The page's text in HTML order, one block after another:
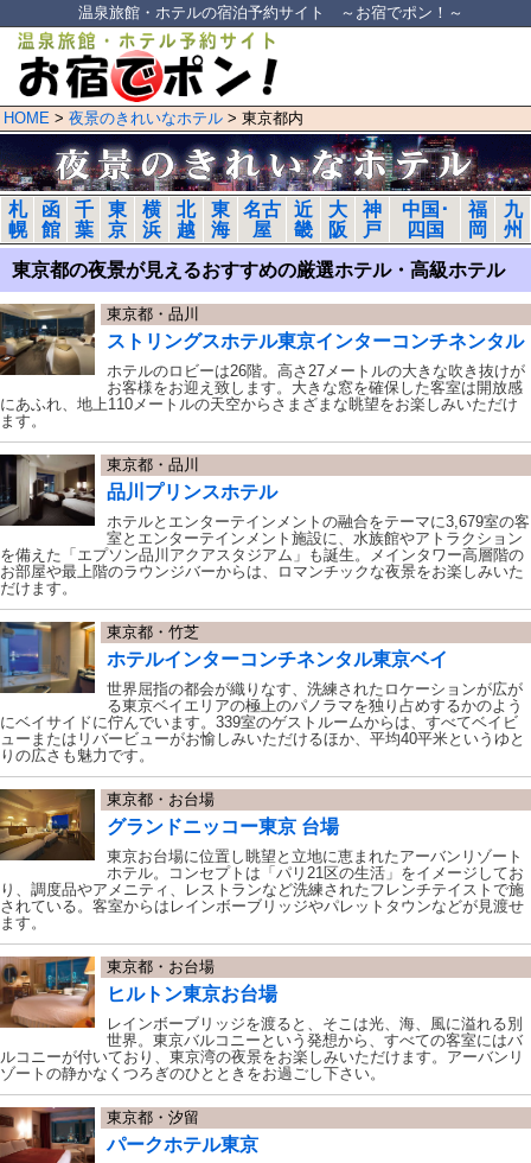
温泉旅館・ホテルの宿泊予約サイト ～お宿でポン！～
HOME > 夜景のきれいなホテル > 東京都内
札
幌
函
館
千
葉
東
京
横
浜
北
越
東
海
名古
屋
近
畿
大
阪
神
戸
中国･
四国
福
岡
九
州
東京都の夜景が見えるおすすめの厳選ホテル・高級ホテル
東京都・品川
ストリングスホテル東京インターコンチネンタル
ホテルのロビーは26階。高さ27メートルの大きな吹き抜けが
お客様をお迎え致します。大きな窓を確保した客室は開放感
にあふれ、地上110メートルの天空からさまざまな眺望をお楽しみいただけ
ます。
東京都・品川
品川プリンスホテル
ホテルとエンターテインメントの融合をテーマに3,679室の客
室とエンターテインメント施設に、水族館やアトラクション
を備えた「エプソン品川アクアスタジアム」も誕生。メインタワー高層階の
お部屋や最上階のラウンジバーからは、ロマンチックな夜景をお楽しみいた
だけます。
東京都・竹芝
ホテルインターコンチネンタル東京ベイ
世界屈指の都会が織りなす、洗練されたロケーションが広が
る東京ベイエリアの極上のパノラマを独り占めするかのよう
にベイサイドに佇んでいます。339室のゲストルームからは、すべてベイビ
ューまたはリバービューがお愉しみいただけるほか、平均40平米というゆと
りの広さも魅力です。
東京都・お台場
グランドニッコー東京 台場
東京お台場に位置し眺望と立地に恵まれたアーバンリゾート
ホテル。コンセプトは「パリ21区の生活」をイメージしてお
り、調度品やアメニティ、レストランなど洗練されたフレンチテイストで施
されている。客室からはレインボーブリッジやパレットタウンなどが見渡せ
ます。
東京都・お台場
ヒルトン東京お台場
レインボーブリッジを渡ると、そこは光、海、風に溢れる別
世界。東京バルコニーという発想から、すべての客室にはバ
ルコニーが付いており、東京湾の夜景をお楽しみいただけます。アーバンリ
ゾートの静かなくつろぎのひとときをお過ごし下さい。
東京都・汐留
パークホテル東京